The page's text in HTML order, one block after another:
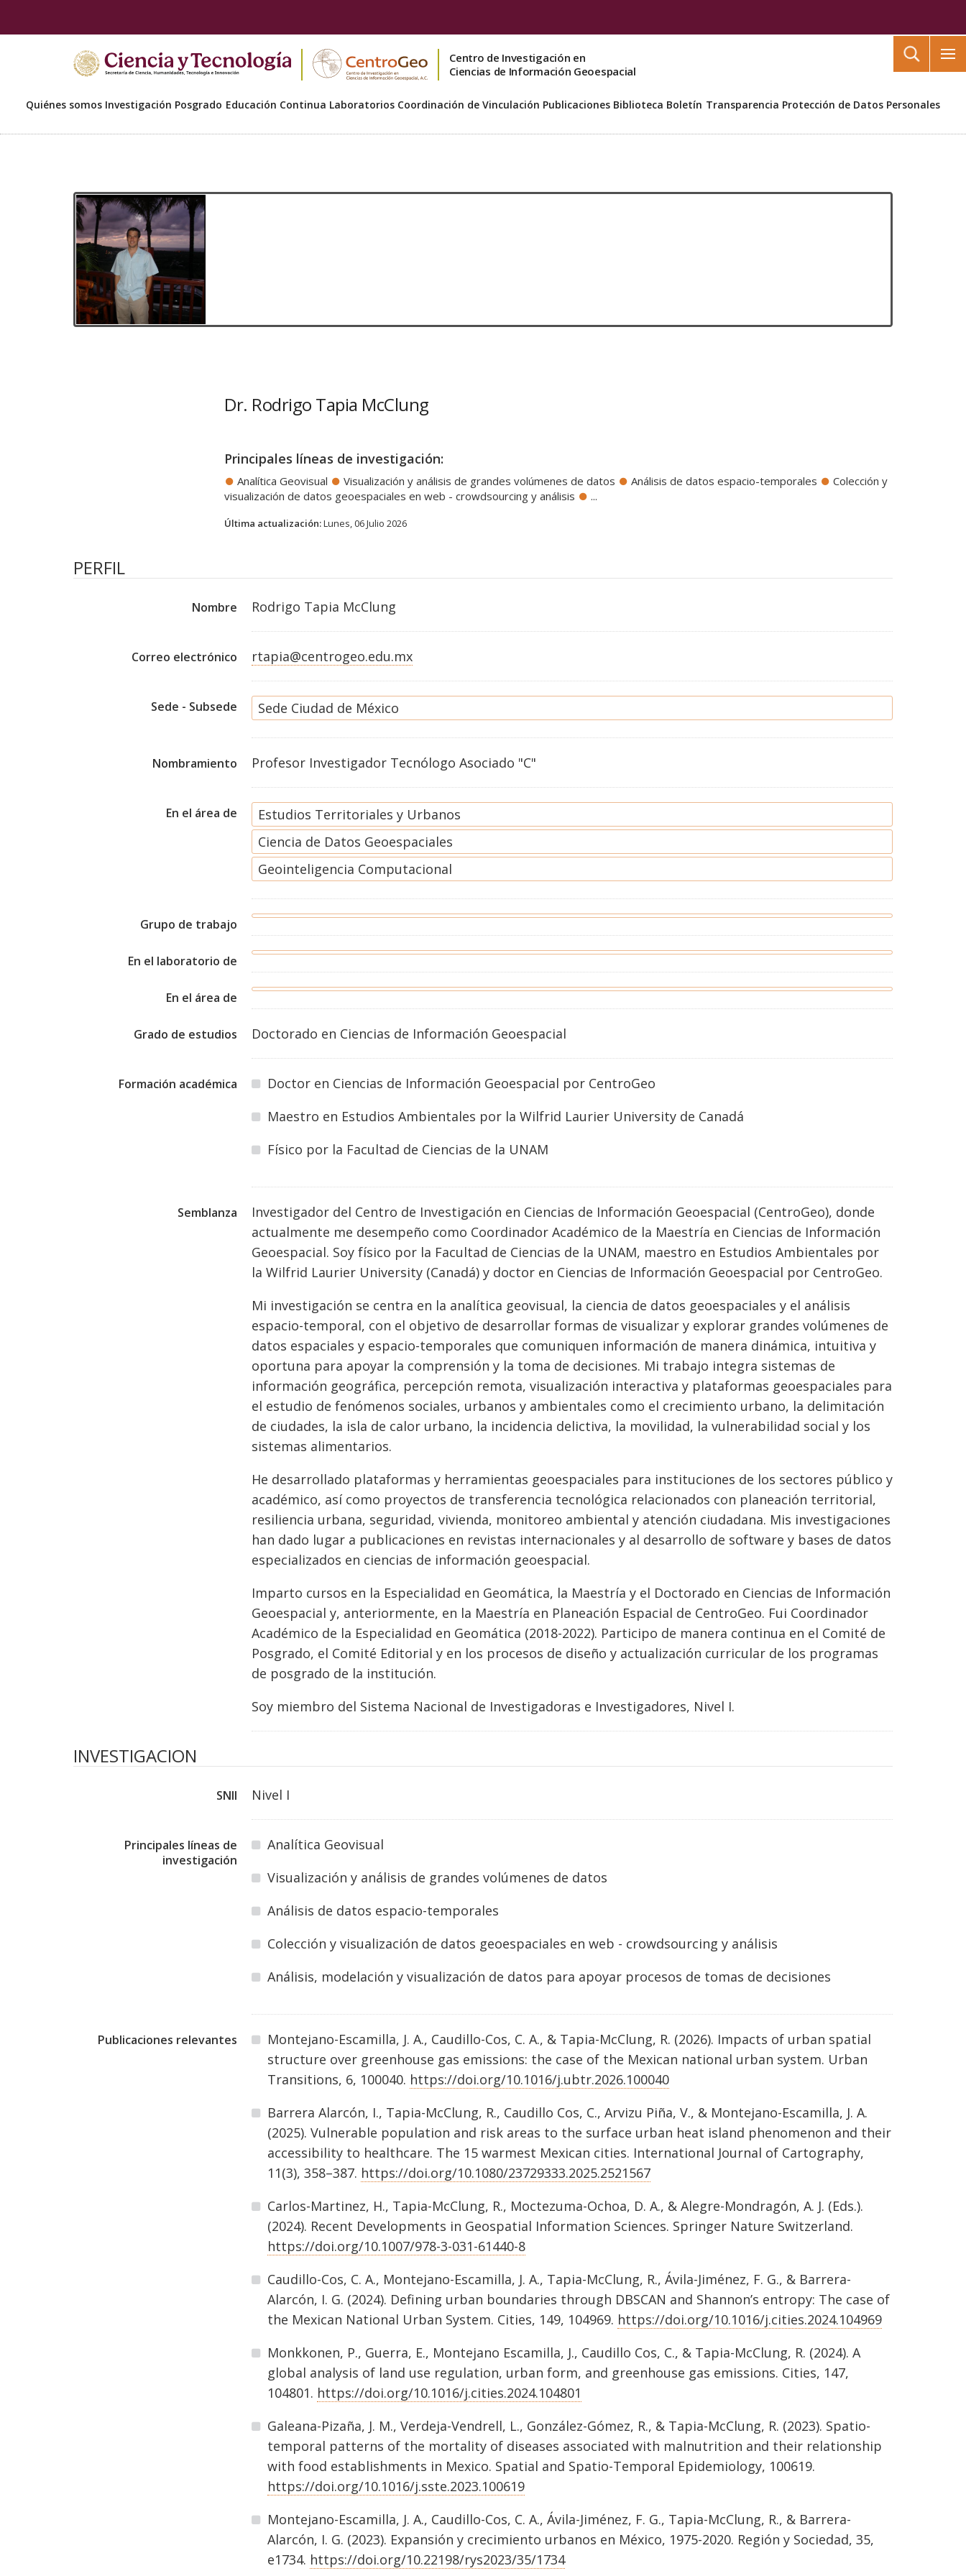
Centro de Investigación en
Ciencias de Información Geoespacial
Quiénes somos Investigación Posgrado Educación Continua Laboratorios Coordinación de Vinculación Publicaciones Biblioteca Boletín Transparencia Protección de Datos Personales
Dr. Rodrigo Tapia McClung
Principales líneas de investigación:
Analítica Geovisual Visualización y análisis de grandes volúmenes de datos Análisis de datos espacio-temporales
Colección y
visualización de datos geoespaciales en web - crowdsourcing y análisis
...
Última actualización:Lunes, 06 Julio 2026
PERFIL
Nombre Rodrigo Tapia McClung
Correo electrónico rtapia@centrogeo.edu.mx
Sede - Subsede Sede Ciudad de México
Nombramiento Profesor Investigador Tecnólogo Asociado "C"
En el área de
Estudios Territoriales y Urbanos
Ciencia de Datos Geoespaciales
Geointeligencia Computacional
Grupo de trabajo
En el laboratorio de
En el área de
Grado de estudios Doctorado en Ciencias de Información Geoespacial
Formación académica
Doctor en Ciencias de Información Geoespacial por CentroGeo
Maestro en Estudios Ambientales por la Wilfrid Laurier University de Canadá
Físico por la Facultad de Ciencias de la UNAM
Semblanza
Investigador del Centro de Investigación en Ciencias de Información Geoespacial (CentroGeo), donde
actualmente me desempeño como Coordinador Académico de la Maestría en Ciencias de Información
Geoespacial. Soy físico por la Facultad de Ciencias de la UNAM, maestro en Estudios Ambientales por
la Wilfrid Laurier University (Canadá) y doctor en Ciencias de Información Geoespacial por CentroGeo.
Mi investigación se centra en la analítica geovisual, la ciencia de datos geoespaciales y el análisis
espacio-temporal, con el objetivo de desarrollar formas de visualizar y explorar grandes volúmenes de
datos espaciales y espacio-temporales que comuniquen información de manera dinámica, intuitiva y
oportuna para apoyar la comprensión y la toma de decisiones. Mi trabajo integra sistemas de
información geográfica, percepción remota, visualización interactiva y plataformas geoespaciales para
el estudio de fenómenos sociales, urbanos y ambientales como el crecimiento urbano, la delimitación
de ciudades, la isla de calor urbano, la incidencia delictiva, la movilidad, la vulnerabilidad social y los
sistemas alimentarios.
He desarrollado plataformas y herramientas geoespaciales para instituciones de los sectores público y
académico, así como proyectos de transferencia tecnológica relacionados con planeación territorial,
resiliencia urbana, seguridad, vivienda, monitoreo ambiental y atención ciudadana. Mis investigaciones
han dado lugar a publicaciones en revistas internacionales y al desarrollo de software y bases de datos
especializados en ciencias de información geoespacial.
Imparto cursos en la Especialidad en Geomática, la Maestría y el Doctorado en Ciencias de Información
Geoespacial y, anteriormente, en la Maestría en Planeación Espacial de CentroGeo. Fui Coordinador
Académico de la Especialidad en Geomática (2018-2022). Participo de manera continua en el Comité de
Posgrado, el Comité Editorial y en los procesos de diseño y actualización curricular de los programas
de posgrado de la institución.
Soy miembro del Sistema Nacional de Investigadoras e Investigadores, Nivel I.
INVESTIGACION
SNII Nivel I
Principales líneas de
investigación
Analítica Geovisual
Visualización y análisis de grandes volúmenes de datos
Análisis de datos espacio-temporales
Colección y visualización de datos geoespaciales en web - crowdsourcing y análisis
Análisis, modelación y visualización de datos para apoyar procesos de tomas de decisiones
Publicaciones relevantes
Montejano-Escamilla, J. A., Caudillo-Cos, C. A., & Tapia-McClung, R. (2026). Impacts of urban spatial
structure over greenhouse gas emissions: the case of the Mexican national urban system. Urban
Transitions, 6, 100040. https://doi.org/10.1016/j.ubtr.2026.100040
Barrera Alarcón, I., Tapia-McClung, R., Caudillo Cos, C., Arvizu Piña, V., & Montejano-Escamilla, J. A.
(2025). Vulnerable population and risk areas to the surface urban heat island phenomenon and their
accessibility to healthcare. The 15 warmest Mexican cities. International Journal of Cartography,
11(3), 358–387. https://doi.org/10.1080/23729333.2025.2521567
Carlos-Martinez, H., Tapia-McClung, R., Moctezuma-Ochoa, D. A., & Alegre-Mondragón, A. J. (Eds.).
(2024). Recent Developments in Geospatial Information Sciences. Springer Nature Switzerland.
https://doi.org/10.1007/978-3-031-61440-8
Caudillo-Cos, C. A., Montejano-Escamilla, J. A., Tapia-McClung, R., Ávila-Jiménez, F. G., & Barrera-
Alarcón, I. G. (2024). Defining urban boundaries through DBSCAN and Shannon’s entropy: The case of
the Mexican National Urban System. Cities, 149, 104969. https://doi.org/10.1016/j.cities.2024.104969
Monkkonen, P., Guerra, E., Montejano Escamilla, J., Caudillo Cos, C., & Tapia-McClung, R. (2024). A
global analysis of land use regulation, urban form, and greenhouse gas emissions. Cities, 147,
104801. https://doi.org/10.1016/j.cities.2024.104801
Galeana-Pizaña, J. M., Verdeja-Vendrell, L., González-Gómez, R., & Tapia-McClung, R. (2023). Spatio-
temporal patterns of the mortality of diseases associated with malnutrition and their relationship
with food establishments in Mexico. Spatial and Spatio-Temporal Epidemiology, 100619.
https://doi.org/10.1016/j.sste.2023.100619
Montejano-Escamilla, J. A., Caudillo-Cos, C. A., Ávila-Jiménez, F. G., Tapia-McClung, R., & Barrera-
Alarcón, I. G. (2023). Expansión y crecimiento urbanos en México, 1975-2020. Región y Sociedad, 35,
e1734. https://doi.org/10.22198/rys2023/35/1734